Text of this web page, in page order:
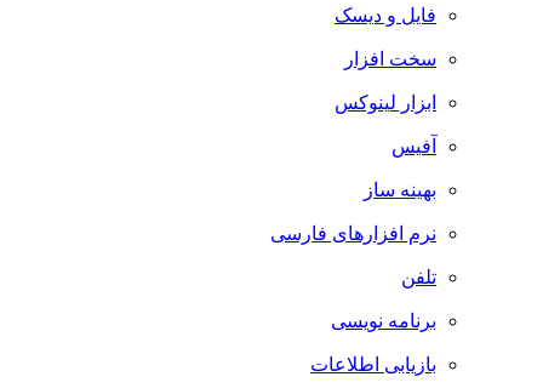
فایل و دیسک
سخت افزار
ابزار لینوکس
آفیس
بهینه ساز
نرم افزارهای فارسی
تلفن
برنامه نویسی
بازیابی اطلاعات